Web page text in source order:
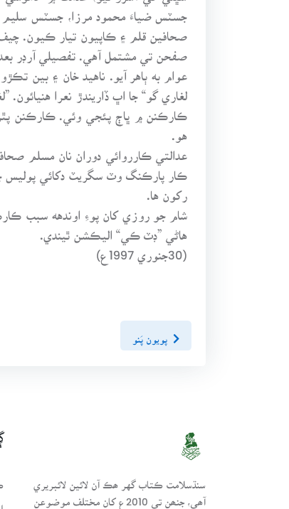
صفحن تي مشتمل آهي. تفصيلي آرڊر
عوام به ٻاهر آيو. ناهيد خان ۽ بين
ڪارڪنن ۾ ڀاڄ پئجي وئي. ڪارڪنن پٿر
عدالتي ڪارروائي دوران نان مسلم
ڪار پارڪنگ وٽ سگريٽ دکائي پوليس
رکون ها.
هاڻي ”ڊٽ ڪي“ اليڪشن ٿيندي.
(30جنوري 1997ع)
پويون پَنو
سنڌسلامت ڪتاب گهر ھڪ آن لائين لائبريري
آھي، جنھن تي 2010ع کان مختلف موضوعن